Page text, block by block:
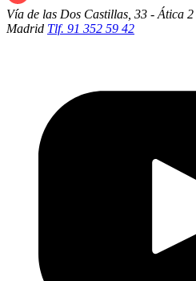
Vía de las Dos Castillas, 33 - Ática 2
Madrid Tlf. 91 352 59 42